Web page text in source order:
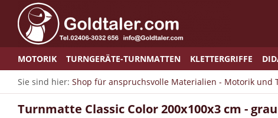
MOTORIK TURNGERÄTE-TURNMATTEN KLETTERGRIFFE
Sie sind hier: Shop für anspruchsvolle Materialien - Motorik und
Turnmatte Classic Color 200x100x3 cm - grau